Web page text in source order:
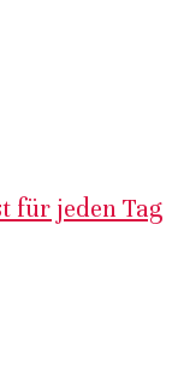
für jeden Tag